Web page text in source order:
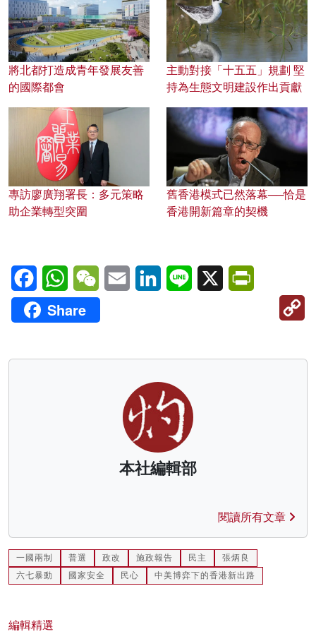
將北都打造成青年發展友善
的國際都會
主動對接「十五五」規劃 堅
持為生態文明建設作出貢獻
專訪廖廣翔署長：多元策略
助企業轉型突圍
舊香港模式已然落幕──恰是
香港開新篇章的契機
FacebookWhatsAppWeChatEmail LinkedInLine X
Share
本社編輯部
閱讀所有文章
一國兩制 普選 政改 施政報告 民主
張炳良
六七暴動
國家安全 民心 中美博弈下的香港新出路
編輯精選